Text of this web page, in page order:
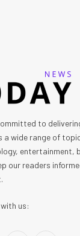
to
a wide range of
entertainment,
our readers
us: